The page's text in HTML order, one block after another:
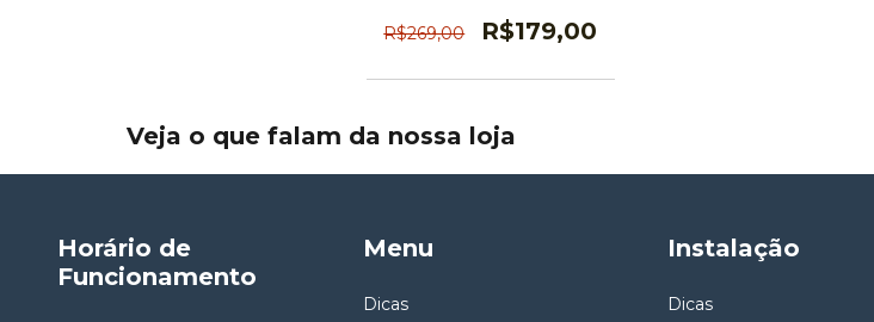
R$269,00
R$179,00
Veja o que falam da nossa loja
Horário de
Funcionamento
Menu
Dicas
Instalação
Dicas